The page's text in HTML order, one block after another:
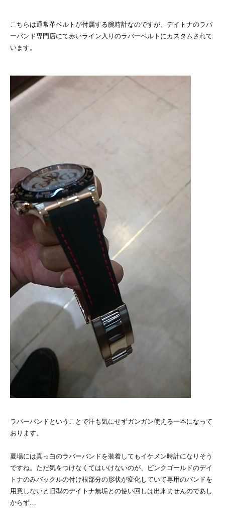
こちらは通常革ベルトが付属する腕時計なのですが、デイトナのラバ
ーバンド専門店にて赤いライン入りのラバーベルトにカスタムされて
います。
ラバーバンドということで汗も気にせずガンガン使える一本になって
おります。
夏場には真っ白のラバーバンドを装着してもイケメン時計になりそう
ですね。ただ気をつけなくてはいけないのが、ピンクゴールドのデイ
トナのみバックルの付け根部分の形状が変化していて専用のバンドを
用意しないと旧型のデイトナ無垢との使い回しは出来ませんのであし
からず…